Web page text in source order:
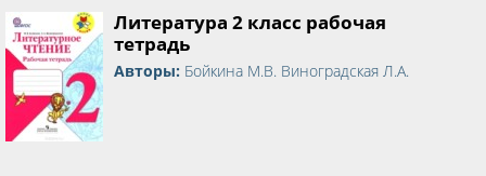
Литература 2 класс рабочая
тетрадь
Авторы: Бойкина М.В. Виноградская Л.А.